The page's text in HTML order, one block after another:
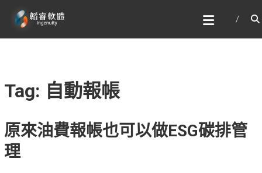
content
韜睿軟體有限公司
文字辨識與自然語言處理的專家
Tag: 自動報帳
原來油費報帳也可以做ESG碳排管
理